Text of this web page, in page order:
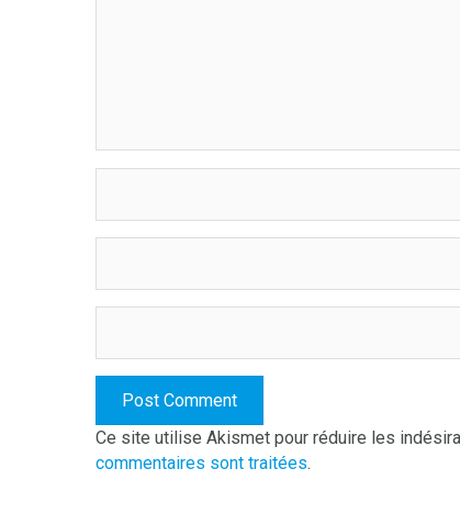
Ce site utilise Akismet pour réduire les
commentaires sont traitées.